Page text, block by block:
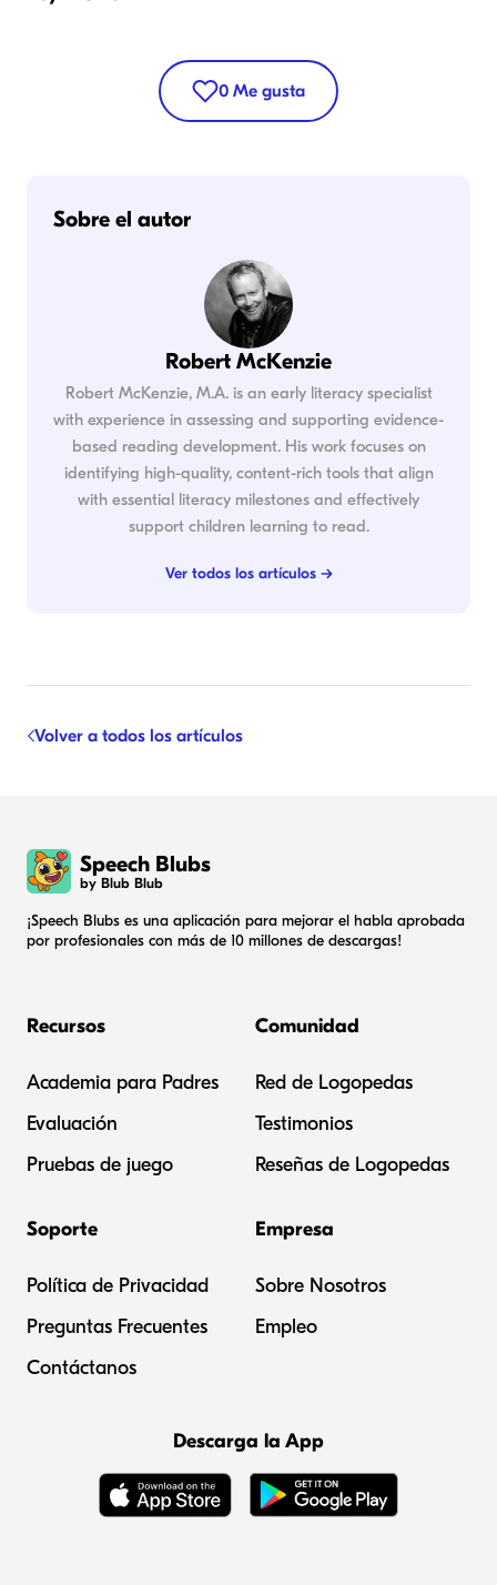
0 Me gusta
Sobre el autor
Robert McKenzie
Robert McKenzie, M.A. is an early literacy specialist
with experience in assessing and supporting evidence-
based reading development. His work focuses on
identifying high-quality, content-rich tools that align
with essential literacy milestones and effectively
support children learning to read.
Ver todos los artículos →
Volver a todos los artículos
Speech Blubs
by Blub Blub
¡Speech Blubs es una aplicación para mejorar el habla aprobada
por profesionales con más de 10 millones de descargas!
Recursos
Academia para Padres
Evaluación
Pruebas de juego
Comunidad
Red de Logopedas
Testimonios
Reseñas de Logopedas
Soporte
Política de Privacidad
Preguntas Frecuentes
Contáctanos
Empresa
Sobre Nosotros
Empleo
Descarga la App